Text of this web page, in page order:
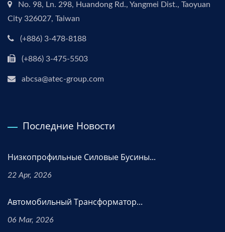
No. 98, Ln. 298, Huandong Rd., Yangmei Dist., Taoyuan
City 326027, Taiwan
(+886) 3-478-8188
(+886) 3-475-5503
abcsa@atec-group.com
Последние Новости
Низкопрофильные Силовые Бусины...
22 Apr, 2026
Автомобильный Трансформатор...
06 Mar, 2026